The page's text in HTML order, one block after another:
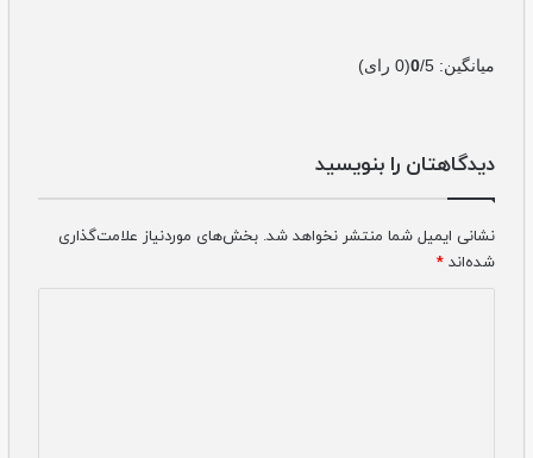
میانگین: 0/5
(
0 رای)
دیدگاهتان را بنویسید
نشانی ایمیل شما منتشر نخواهد شد. بخش‌های موردنیاز علامت‌گذاری
شده‌اند *